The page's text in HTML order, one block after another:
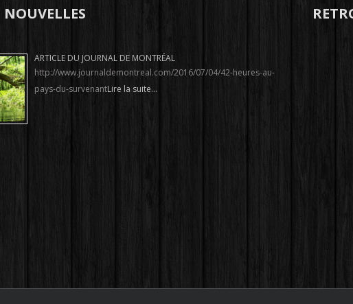
NOUVELLES
ARTICLE DU JOURNAL DE MONTRÉAL
http://www.journaldemontreal.com/2016/07/04/42-heures-au-
pays-du-survenantLire la suite...